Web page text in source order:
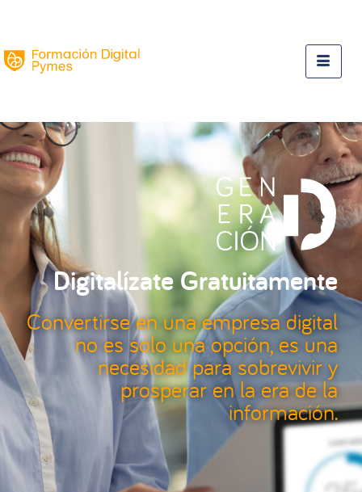
Digitalízate Gratuitamente
Convertirse en una empresa digital
no es solo una opción, es una
necesidad para sobrevivir y
prosperar en la era de la
información.